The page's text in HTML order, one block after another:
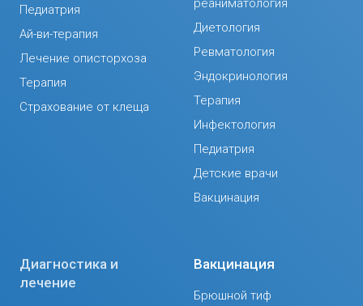
Педиатрия
Ай-ви-терапия
Лечение описторхоза
Терапия
Страхование от клеща
реаниматология
Диетология
Ревматология
Эндокринология
Терапия
Инфектология
Педиатрия
Детские врачи
Вакцинация
Диагностика и
лечение
Вакцинация
Брюшной тиф